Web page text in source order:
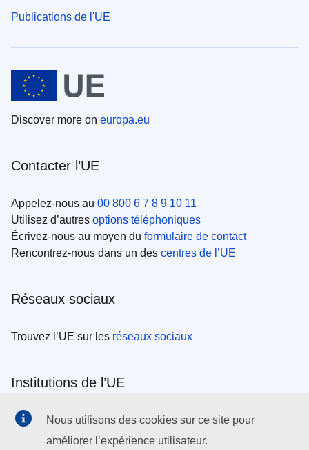
Publications de l'UE
Discover more on europa.eu
Contacter l’UE
Appelez-nous au 00 800 6 7 8 9 10 11
Utilisez d’autres options téléphoniques
Écrivez-nous au moyen du formulaire de contact
Rencontrez-nous dans un des centres de l’UE
Réseaux sociaux
Trouvez l’UE sur les réseaux sociaux
Institutions de l’UE
Search all EU institutions and bodies
Nous utilisons des cookies sur ce site pour
améliorer l’expérience utilisateur.